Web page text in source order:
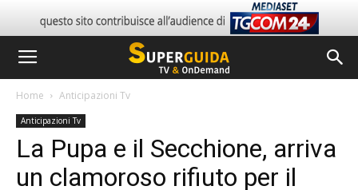
Home Anticipazioni Tv
Anticipazioni Tv
La Pupa e il Secchione, arriva
un clamoroso rifiuto per il